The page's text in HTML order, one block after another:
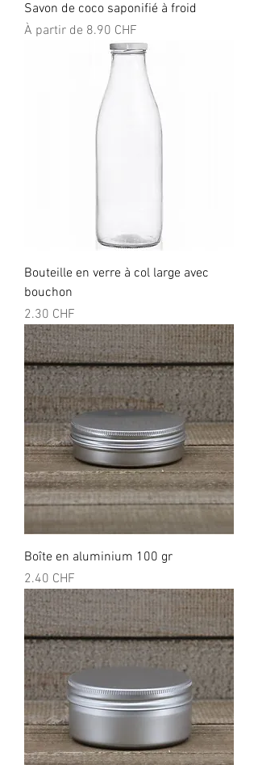
Savon de coco saponifié à froid
À partir de 8.90 CHF
Prix promotionnel
Bouteille en verre à col large avec
bouchon
Prix
2.30 CHF
Boîte en aluminium 100 gr
Prix
2.40 CHF